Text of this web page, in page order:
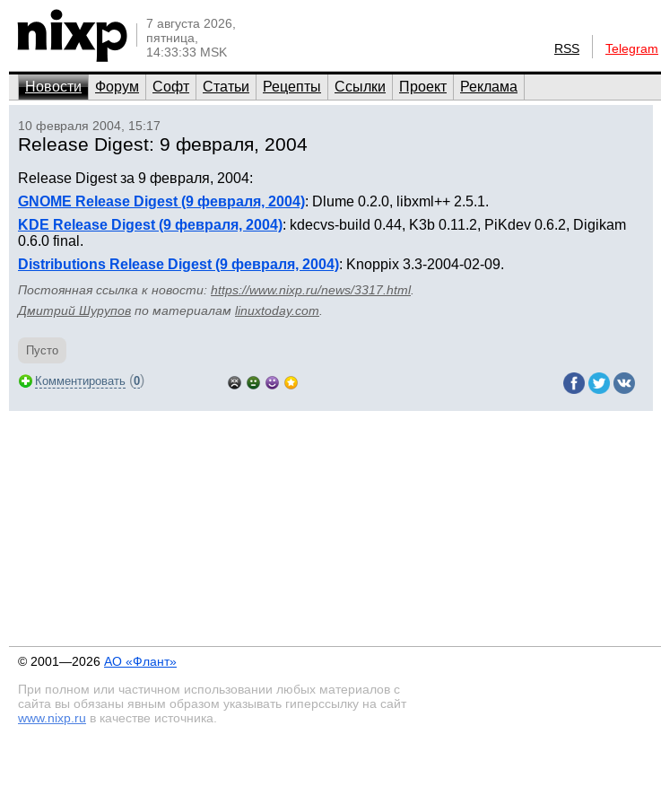
7 августа 2026,
пятница,
14:33:33 MSK
RSS Telegram
Новости Форум Софт Статьи Рецепты Ссылки Проект Реклама
10 февраля 2004, 15:17
Release Digest: 9 февраля, 2004
Release Digest за 9 февраля, 2004:
GNOME Release Digest (9 февраля, 2004): Dlume 0.2.0, libxml++ 2.5.1.
KDE Release Digest (9 февраля, 2004): kdecvs-build 0.44, K3b 0.11.2, PiKdev 0.6.2, Digikam
0.6.0 final.
Distributions Release Digest (9 февраля, 2004): Knoppix 3.3-2004-02-09.
Постоянная ссылка к новости: https://www.nixp.ru/news/3317.html.
Дмитрий Шурупов по материалам linuxtoday.com
Пусто
Комментировать (0)
© 2001—2026 АО «Флант»
При полном или частичном использовании любых материалов с
сайта вы обязаны явным образом указывать гиперссылку на сайт
www.nixp.ru в качестве источника.